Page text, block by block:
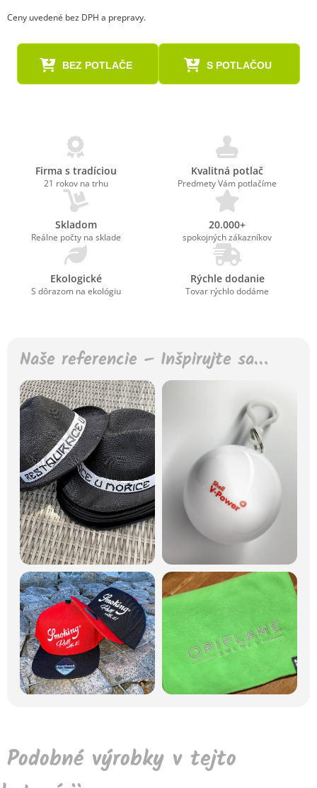
Ceny uvedené bez DPH a prepravy.
BEZ POTLAČE S POTLAČOU
Firma s tradíciou
21 rokov na trhu
Kvalitná potlač
Predmety Vám potlačíme
Skladom
Reálne počty na sklade
20.000+
spokojných zákazníkov
Ekologické
S dôrazom na ekológiu
Rýchle dodanie
Tovar rýchlo dodáme
Naše referencie – Inšpirujte sa…
Podobné výrobky v tejto